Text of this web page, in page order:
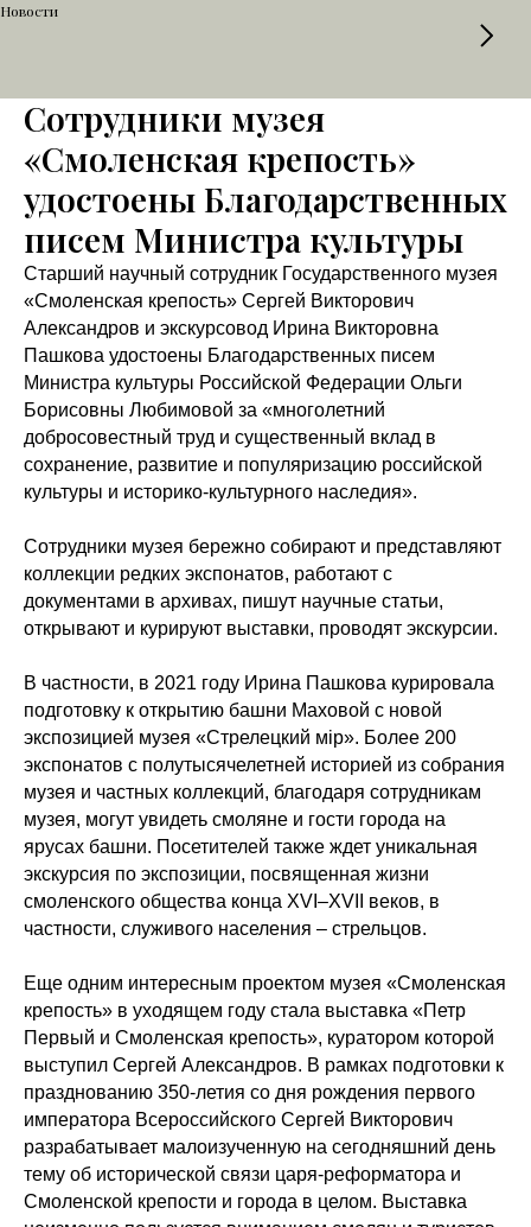
Новости
Сотрудники музея
«Смоленская крепость»
удостоены Благодарственных
писем Министра культуры
Старший научный сотрудник Государственного музея
«Смоленская крепость» Сергей Викторович
Александров и экскурсовод Ирина Викторовна
Пашкова удостоены Благодарственных писем
Министра культуры Российской Федерации Ольги
Борисовны Любимовой за «многолетний
добросовестный труд и существенный вклад в
сохранение, развитие и популяризацию российской
культуры и историко-культурного наследия».
Сотрудники музея бережно собирают и представляют
коллекции редких экспонатов, работают с
документами в архивах, пишут научные статьи,
открывают и курируют выставки, проводят экскурсии.
В частности, в 2021 году Ирина Пашкова курировала
подготовку к открытию башни Маховой с новой
экспозицией музея «Стрелецкий мiр». Более 200
экспонатов с полутысячелетней историей из собрания
музея и частных коллекций, благодаря сотрудникам
музея, могут увидеть смоляне и гости города на
ярусах башни. Посетителей также ждет уникальная
экскурсия по экспозиции, посвященная жизни
смоленского общества конца XVI–XVII веков, в
частности, служивого населения – стрельцов.
Еще одним интересным проектом музея «Смоленская
крепость» в уходящем году стала выставка «Петр
Первый и Смоленская крепость», куратором которой
выступил Сергей Александров. В рамках подготовки к
празднованию 350-летия со дня рождения первого
императора Всероссийского Сергей Викторович
разрабатывает малоизученную на сегодняшний день
тему об исторической связи царя-реформатора и
Смоленской крепости и города в целом. Выставка